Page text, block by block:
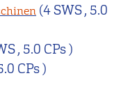
(4 SWS , 5.0
, 5.0 CPs )
CPs )